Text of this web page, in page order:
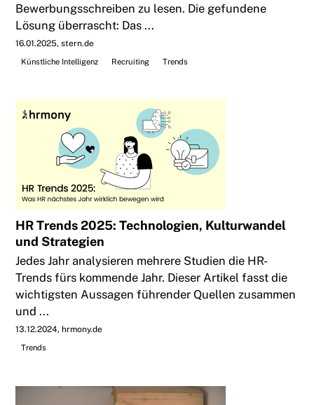
Bewerbungsschreiben zu lesen. Die gefundene
Lösung überrascht: Das ...
16.01.2025 stern.de
Künstliche Intelligenz
Recruiting Trends
HR Trends 2025: Technologien, Kulturwandel
und Strategien
Jedes Jahr analysieren mehrere Studien die HR-
Trends fürs kommende Jahr. Dieser Artikel fasst die
wichtigsten Aussagen führender Quellen zusammen
und ...
13.12.2024 hrmony.de
Trends